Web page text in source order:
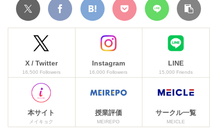
X / Twitter
16,500 Followers
Instagram
16,000 Followers
LINE
15,000 Friends
本サイト
メイキョク
授業評価
MEIREPO
サークル一覧
MEICLE